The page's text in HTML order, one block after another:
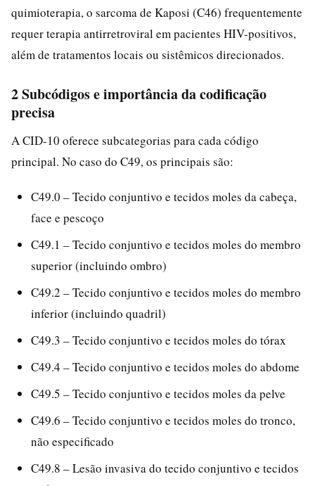
quimioterapia, o sarcoma de Kaposi (C46) frequentemente
requer terapia antirretroviral em pacientes HIV-positivos,
além de tratamentos locais ou sistêmicos direcionados.
2 Subcódigos e importância da codificação
precisa
A CID-10 oferece subcategorias para cada código
principal. No caso do C49, os principais são:
C49.0 – Tecido conjuntivo e tecidos moles da cabeça,
face e pescoço
C49.1 – Tecido conjuntivo e tecidos moles do membro
superior (incluindo ombro)
C49.2 – Tecido conjuntivo e tecidos moles do membro
inferior (incluindo quadril)
C49.3 – Tecido conjuntivo e tecidos moles do tórax
C49.4 – Tecido conjuntivo e tecidos moles do abdome
C49.5 – Tecido conjuntivo e tecidos moles da pelve
C49.6 – Tecido conjuntivo e tecidos moles do tronco,
não especificado
C49.8 – Lesão invasiva do tecido conjuntivo e tecidos